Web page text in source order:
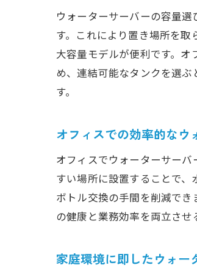
ウォーターサーバーの容量
す。これにより置き場所を
大容量モデルが便利です。
め、連結可能なタンクを選
す。
オフィスでの効率的なウ
オフィスでウォーターサー
すい場所に設置することで
ボトル交換の手間を削減で
の健康と業務効率を両立させ
家庭環境に即したウォー